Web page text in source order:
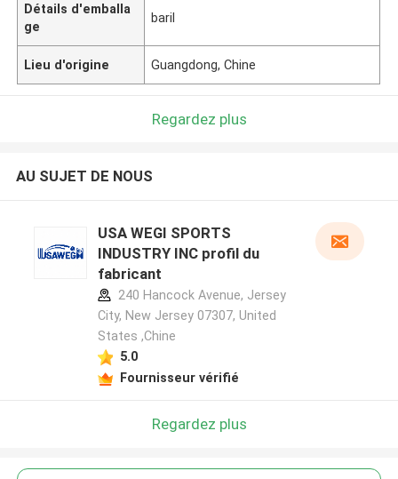
Détails d'emballa
ge
baril
Lieu d'origine Guangdong, Chine
Regardez plus
AU SUJET DE NOUS
USA WEGI SPORTS
INDUSTRY INC profil du
fabricant
240 Hancock Avenue, Jersey
City, New Jersey 07307, United
States ,Chine
5.0
Fournisseur vérifié
Regardez plus